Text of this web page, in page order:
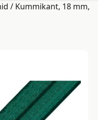
/ Kummikant, 18 mm,